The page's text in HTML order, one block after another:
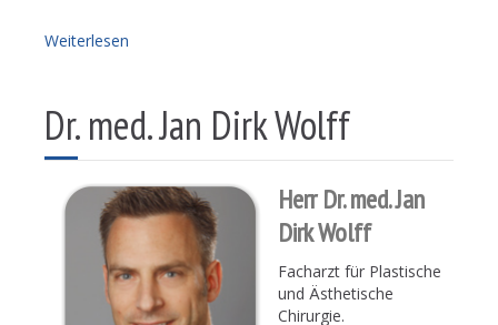
Weiterlesen
Dr. med. Jan Dirk Wolff
Herr Dr. med. Jan
Dirk Wolff
Facharzt für Plastische
und Ästhetische
Chirurgie.